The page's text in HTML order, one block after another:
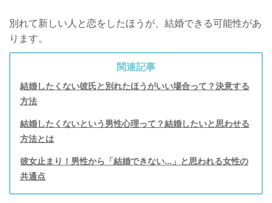
別れて新しい人と恋をしたほうが、結婚できる可能性があ
ります。
関連記事
結婚したくない彼氏と別れたほうがいい場合って？決意する
方法
結婚したくないという男性心理って？結婚したいと思わせる
方法とは
彼女止まり！男性から「結婚できない...」と思われる女性の
共通点